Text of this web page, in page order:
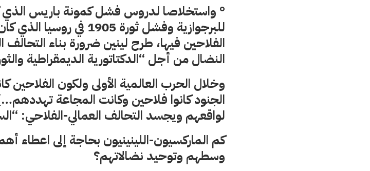
° واستخلاصا لدروس فشل كمونة باريس الذي
للبرجوازية وفشل ثورة
الفلاحين فيها، طرح لينين ضرورة بناء
النضال من أجل “الدكتاتورية الديمقراطية
وخلال الحرب العالمية الأولى ولكون الفلاحين
الجنود كانوا فلاحين وكانت المجاعة
لواقعهم ويجسد التحالف العمالي-الفلاحي:
كم الماركسيون-اللينينيون بحاجة إلى اعطاء
وسطهم وتوحيد نضالاتهم؟